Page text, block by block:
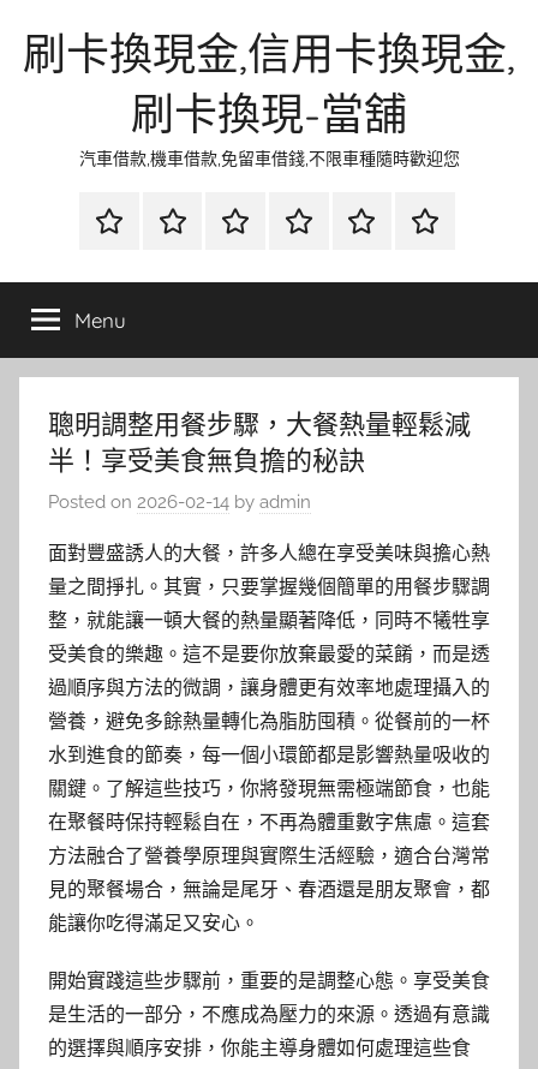
刷卡換現金,信用卡換現金,
刷卡換現-當舖
汽車借款,機車借款,免留車借錢,不限車種隨時歡迎您
首
當
金
網
資
流
時
環
清
聯
徵
Menu
聰明調整用餐步驟，大餐熱量輕鬆減
半！享受美食無負擔的秘訣
Posted on 2026-02-14 by admin
面對豐盛誘人的大餐，許多人總在享受美味與擔心熱
量之間掙扎。其實，只要掌握幾個簡單的用餐步驟調
整，就能讓一頓大餐的熱量顯著降低，同時不犧牲享
受美食的樂趣。這不是要你放棄最愛的菜餚，而是透
過順序與方法的微調，讓身體更有效率地處理攝入的
營養，避免多餘熱量轉化為脂肪囤積。從餐前的一杯
水到進食的節奏，每一個小環節都是影響熱量吸收的
關鍵。了解這些技巧，你將發現無需極端節食，也能
在聚餐時保持輕鬆自在，不再為體重數字焦慮。這套
方法融合了營養學原理與實際生活經驗，適合台灣常
見的聚餐場合，無論是尾牙、春酒還是朋友聚會，都
能讓你吃得滿足又安心。
開始實踐這些步驟前，重要的是調整心態。享受美食
是生活的一部分，不應成為壓力的來源。透過有意識
的選擇與順序安排，你能主導身體如何處理這些食